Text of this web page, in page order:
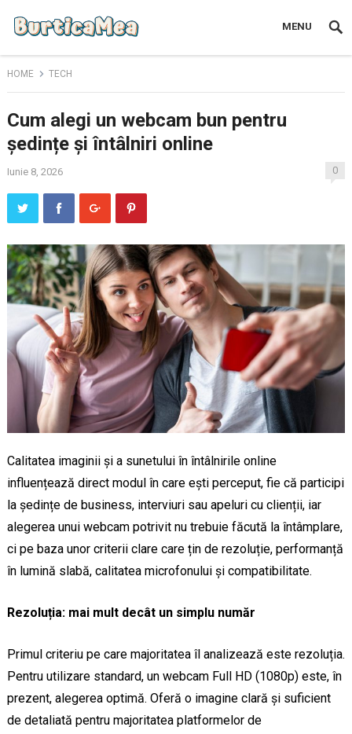
MENU
HOME TECH
Cum alegi un webcam bun pentru
ședințe și întâlniri online
Iunie 8, 2026 0
Calitatea imaginii și a sunetului în întâlnirile online
influențează direct modul în care ești perceput, fie că participi
la ședințe de business, interviuri sau apeluri cu clienții, iar
alegerea unui webcam potrivit nu trebuie făcută la întâmplare,
ci pe baza unor criterii clare care țin de rezoluție, performanță
în lumină slabă, calitatea microfonului și compatibilitate.
Rezoluția: mai mult decât un simplu număr
Primul criteriu pe care majoritatea îl analizează este rezoluția.
Pentru utilizare standard, un webcam Full HD (1080p) este, în
prezent, alegerea optimă. Oferă o imagine clară și suficient
de detaliată pentru majoritatea platformelor de